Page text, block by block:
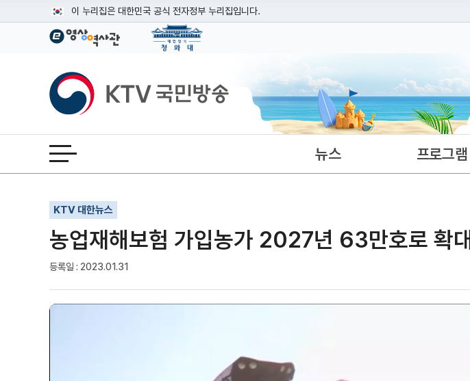
이 누리집은 대한민국 공식 전자정부 누리집입니다.
공식 누리집 주소 확인하기
이밖에 or.kr 또는 .kr등 다른 도메인 주소를 사용하고 있다면 아래 URL에서 도메인 주소를 확인해 보세요
운영중인 공식 누리집보기
KTV국민방송
전체메뉴 열기 뉴스 프로그램
KTV 대한뉴스
농업재해보험 가입농가 2027년 63만호로 확
등록일 : 2023.01.31
기사인쇄
글자확대
글자축소